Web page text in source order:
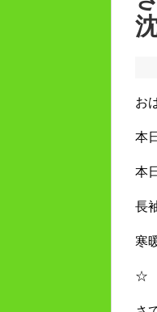
お
本
本
長
寒
☆